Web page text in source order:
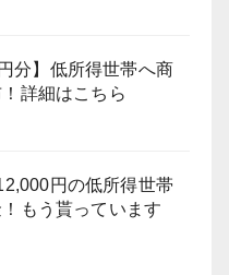
分】低所得世帯へ商
詳細はこちら
円の低所得世帯
もう貰っています